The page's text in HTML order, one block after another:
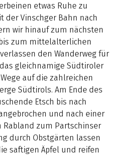
etwas Ruhe zu
der Vinschger Bahn nach
wir hinauf zum nächsten
zum mittelalterlichen
den Wanderweg für
gleichnamige Südtiroler
auf die zahlreichen
Südtirols. Am Ende des
Etsch bis nach
und nach einer
zum Partschinser
durch Obstgärten lassen
saftigen Äpfel und reifen